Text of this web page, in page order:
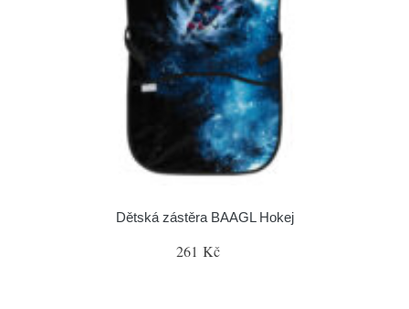
Dětská zástěra BAAGL Hokej
261 Kč